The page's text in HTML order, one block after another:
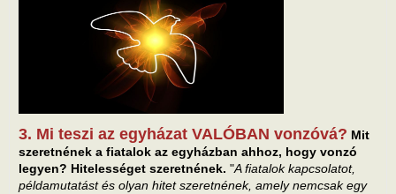
3. Mi teszi az egyházat VALÓBAN vonzóvá? Mit
szeretnének a fiatalok az egyházban ahhoz, hogy vonzó
legyen? Hitelességet szeretnének. "A fiatalok kapcsolatot,
példamutatást és olyan hitet szeretnének, amely nemcsak egy